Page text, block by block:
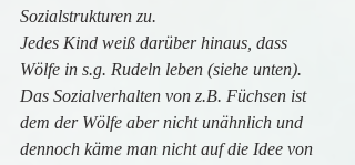
Sozialstrukturen zu.
Jedes Kind weiß darüber hinaus, dass
Wölfe in s.g. Rudeln leben (siehe unten).
Das Sozialverhalten von z.B. Füchsen ist
dem der Wölfe aber nicht unähnlich und
dennoch käme man nicht auf die Idee von